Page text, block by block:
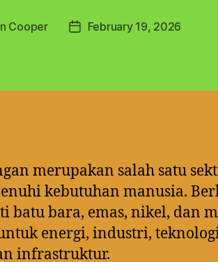
Cooper
PostFebruary 19, 2026
merupakan salah satu
kebutuhan manusia.
batu bara, emas, nikel, dan
energi, industri,
infrastruktur.